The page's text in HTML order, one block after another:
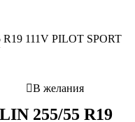
В желания
255/55 R19